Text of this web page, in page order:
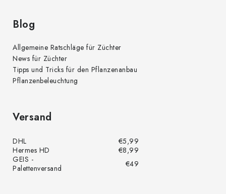
Blog
Allgemeine Ratschläge für Züchter
News für Züchter
Tipps und Tricks für den Pflanzenanbau
Pflanzenbeleuchtung
Versand
DHL
€5,99
Hermes HD
€8,99
GEIS -
Palettenversand
€49